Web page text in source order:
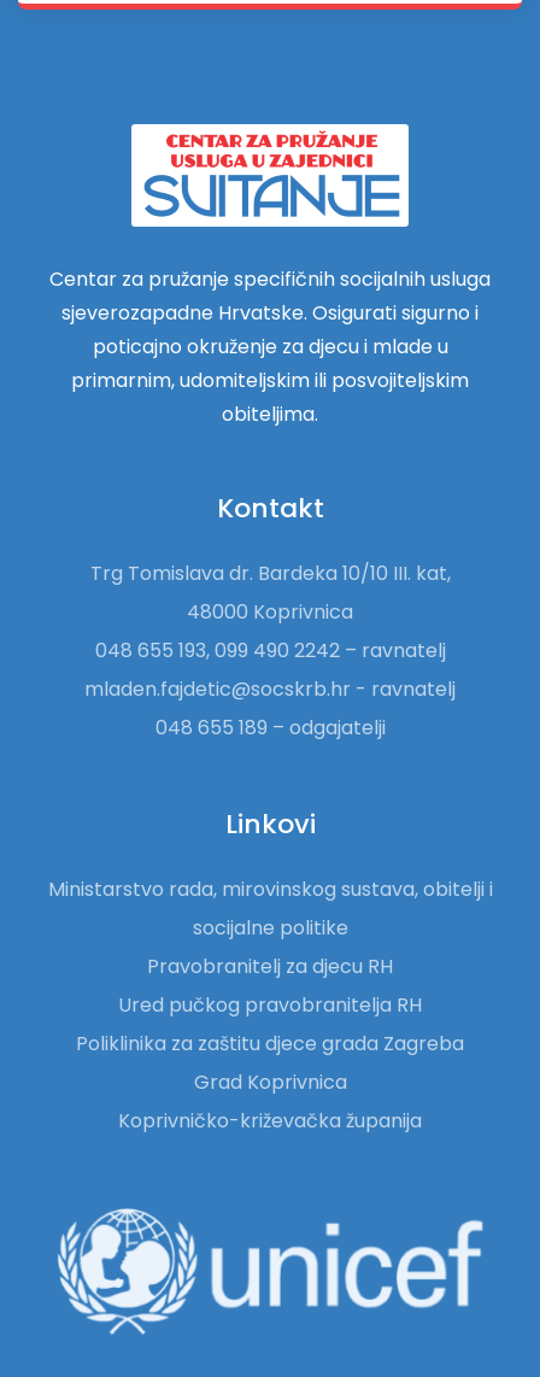
Centar za pružanje specifičnih socijalnih usluga
sjeverozapadne Hrvatske. Osigurati sigurno i
poticajno okruženje za djecu i mlade u
primarnim, udomiteljskim ili posvojiteljskim
obiteljima.
Kontakt
Trg Tomislava dr. Bardeka 10/10 III. kat,
48000 Koprivnica
048 655 193, 099 490 2242 – ravnatelj
mladen.fajdetic@socskrb.hr - ravnatelj
048 655 189 – odgajatelji
Linkovi
Ministarstvo rada, mirovinskog sustava, obitelji i
socijalne politike
Pravobranitelj za djecu RH
Ured pučkog pravobranitelja RH
Poliklinika za zaštitu djece grada Zagreba
Grad Koprivnica
Koprivničko-križevačka županija